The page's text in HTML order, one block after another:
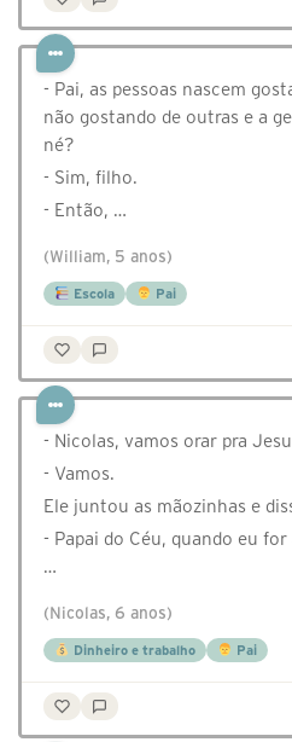
- Pai, as pessoas nascem
não gostando de outras e a
né?
- Sim, filho.
- Então, …
(William, 5 anos)
Escola Pai
- Nicolas, vamos orar pra
- Vamos.
Ele juntou as mãozinhas e
- Papai do Céu, quando eu
…
(Nicolas, 6 anos)
Dinheiro e trabalho Pai